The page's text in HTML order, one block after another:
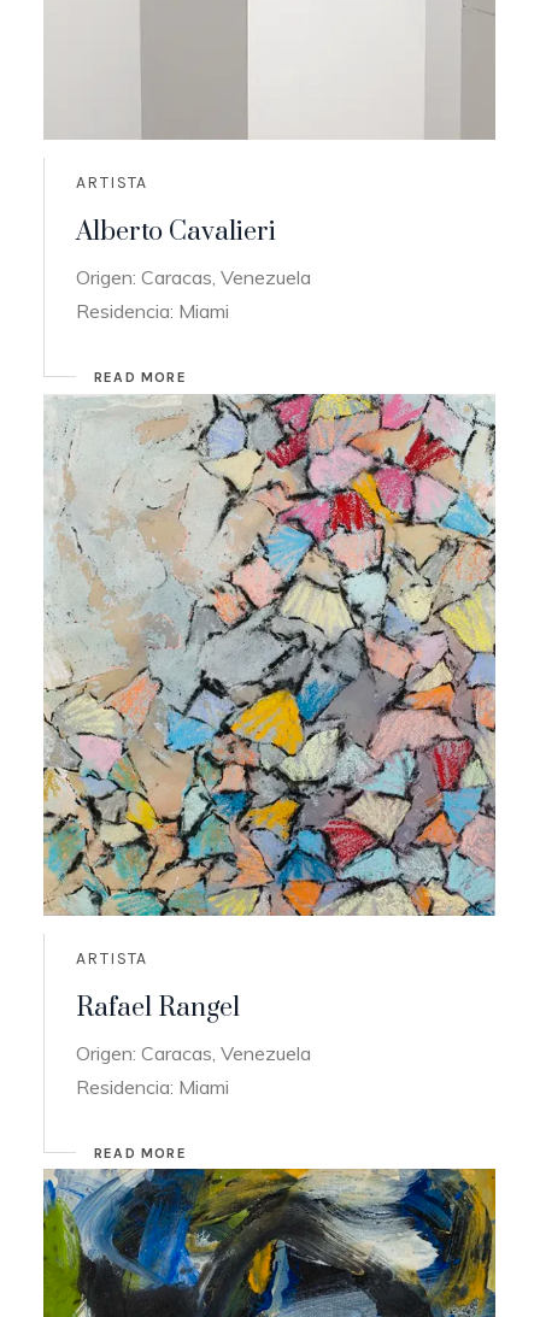
ARTISTA
Alberto Cavalieri
Origen: Caracas, Venezuela
Residencia: Miami
READ MORE
ARTISTA
Rafael Rangel
Origen: Caracas, Venezuela
Residencia: Miami
READ MORE